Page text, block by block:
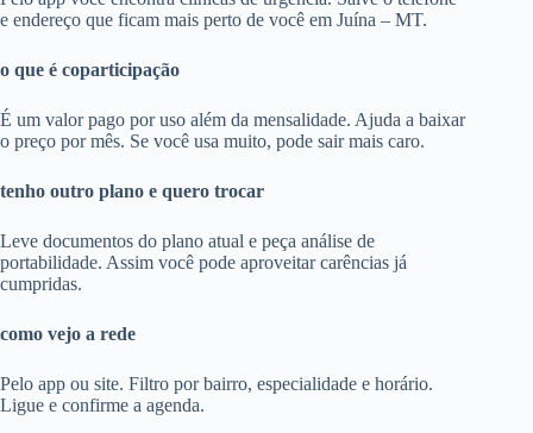
e endereço que ficam mais perto de você em Juína – MT.
o que é coparticipação
É um valor pago por uso além da mensalidade. Ajuda a baixar
o preço por mês. Se você usa muito, pode sair mais caro.
tenho outro plano e quero trocar
Leve documentos do plano atual e peça análise de
portabilidade. Assim você pode aproveitar carências já
cumpridas.
como vejo a rede
Pelo app ou site. Filtro por bairro, especialidade e horário.
Ligue e confirme a agenda.